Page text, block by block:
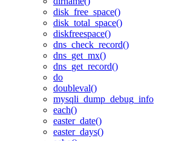
disk_free_space()
disk_total_space()
diskfreespace()
dns_check_record()
dns_get_mx()
dns_get_record()
do
doubleval()
mysqli_dump_debug_info
each()
easter_date()
easter_days()